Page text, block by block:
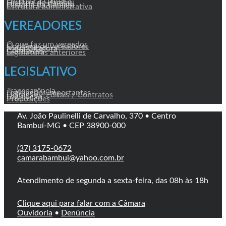
História de Bambuí
História da Câmara
Estrutura administrativa
VEREADORES
O que faz um vereador
Conheça os vereadores
Mesa Diretora
Comissões
Legislaturas anteriores
LEGISLATIVO
Transparência
Legislações Importantes
Licitação / Editais / Contratos
Legislação
Proposições
Av. João Paulinelli de Carvalho, 370 • Centro
Bambuí-MG • CEP 38900-000
(37) 3175-0672
camarabambui@yahoo.com.br
Atendimento de segunda a sexta-feira, das 08h às 18h
Clique aqui para falar com a Câmara
Ouvidoria • Denúncia